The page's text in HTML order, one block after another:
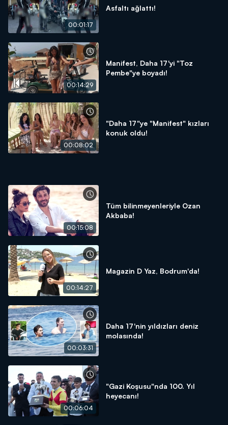
00:01:17
Asfaltı ağlattı!
00:14:29
Manifest, Daha 17'yi "Toz
Pembe"ye boyadı!
00:08:02
"Daha 17"ye "Manifest" kızları
konuk oldu!
00:15:08
Tüm bilinmeyenleriyle Ozan
Akbaba!
00:14:27
Magazin D Yaz, Bodrum'da!
00:03:31
Daha 17'nin yıldızları deniz
molasında!
00:06:04
"Gazi Koşusu"nda 100. Yıl
heyecanı!